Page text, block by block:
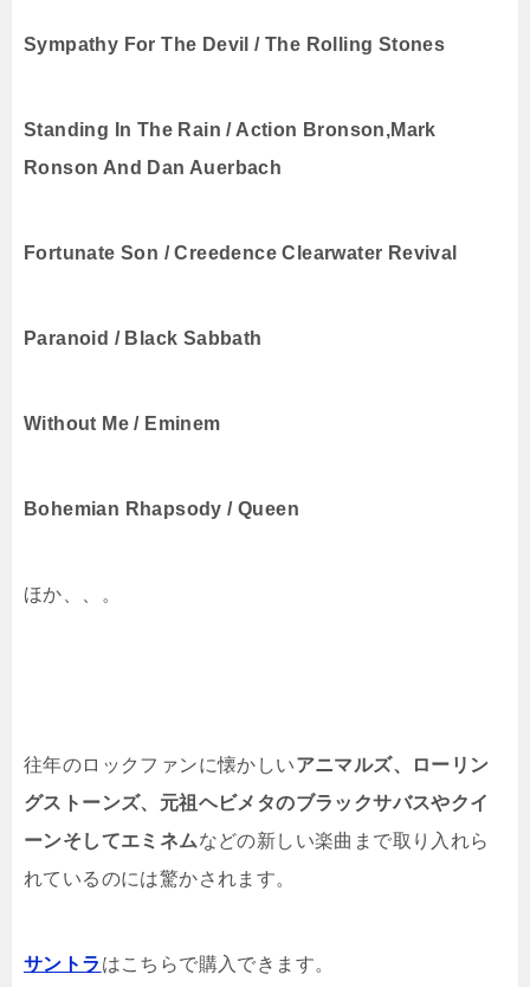
Sympathy For The Devil / The Rolling Stones
Standing In The Rain / Action Bronson,Mark
Ronson And Dan Auerbach
Fortunate Son / Creedence Clearwater Revival
Paranoid / Black Sabbath
Without Me / Eminem
Bohemian Rhapsody / Queen
ほか、、。
往年のロックファンに懐かしいアニマルズ、ローリン
グストーンズ、元祖ヘビメタのブラックサバスやクイ
ーンそしてエミネムなどの新しい楽曲まで取り入れら
れているのには驚かされます。
サントラ はこちらで購入できます。